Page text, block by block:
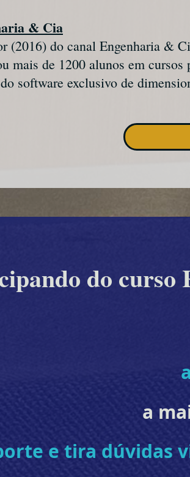
& Cia
(2016) do canal Engenharia &
mais de 1200 alunos em cursos
software exclusivo de
do
a
e tira dúvidas